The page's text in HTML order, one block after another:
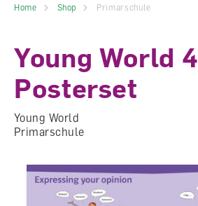
Home Shop Primarschule
Young World 4
Posterset
Young World
Primarschule